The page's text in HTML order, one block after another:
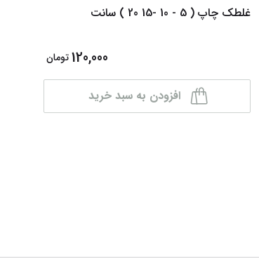
غلطک چاپ ( 5 - 10 -15 20 ) سانت
120,000تومان
افزودن به سبد خرید